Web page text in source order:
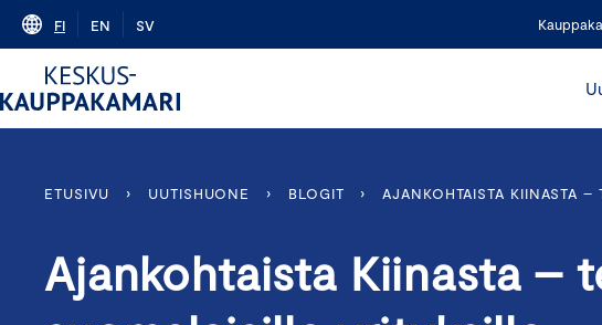
Skip
content
FI EN SV
ETUSIVU › UUTISHUONE › BLOGIT › AJANKOHTAISTA KIINASTA –
Ajankohtaista Kiinasta –